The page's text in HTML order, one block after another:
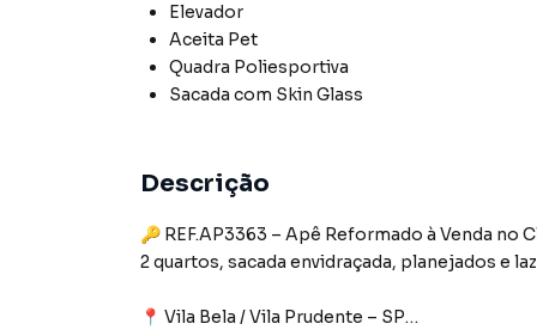
Elevador
Aceita Pet
Quadra Poliesportiva
Sacada com Skin Glass
Descrição
🔑 REF.AP3363 – Apê Reformado à Venda no
2 quartos, sacada envidraçada, planejados e
📍 Vila Bela / Vila Prudente – SP